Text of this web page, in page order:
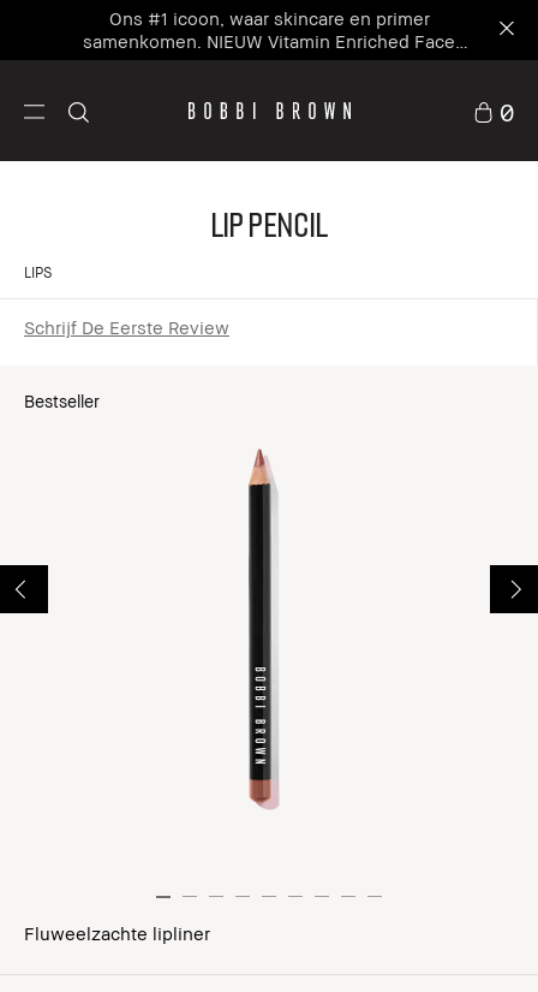
Ons #1 icoon, waar skincare en primer
samenkomen. NIEUW Vitamin Enriched Face
Base+
0
Lip Pencil
LIPS
Schrijf De Eerste Review
Bestseller
Fluweelzachte lipliner